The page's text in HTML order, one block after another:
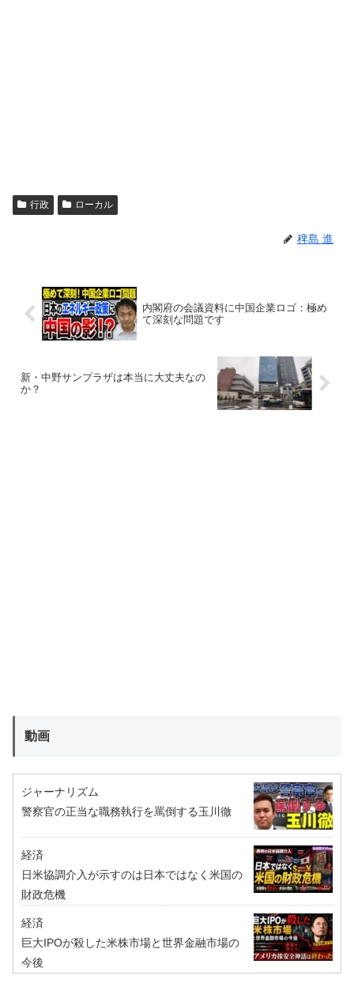
行政 ローカル
稗島 進
内閣府の会議資料に中国企業ロゴ：極め
て深刻な問題です
新・中野サンプラザは本当に大丈夫なの
か？
動画
ジャーナリズム
警察官の正当な職務執行を罵倒する玉川徹
経済
日米協調介入が示すのは日本ではなく米国の
財政危機
経済
巨大IPOが殺した米株市場と世界金融市場の
今後